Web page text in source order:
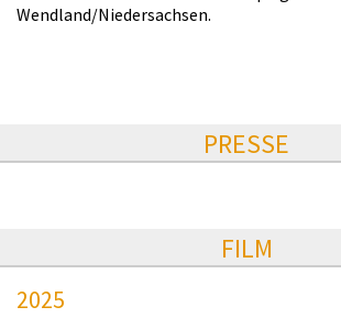
Wendland/Niedersachsen.
PRESSE
FILM
2025